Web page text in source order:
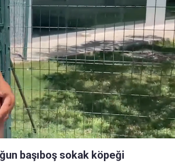
başıboş sokak köpeği